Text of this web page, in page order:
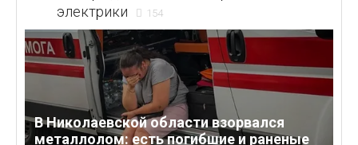
электрики
154
В Николаевской области взорвался
металлолом: есть погибшие и раненые